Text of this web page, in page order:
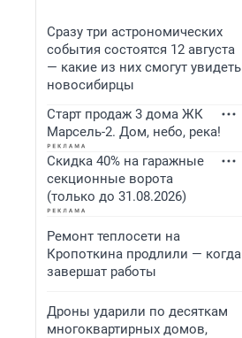
Сразу три астрономических
события состоятся 12 августа
— какие из них смогут увидеть
новосибирцы
Старт продаж 3 дома ЖК
Марсель-2. Дом, небо, река!
Скидка 40% на гаражные
секционные ворота
(только до 31.08.2026)
Ремонт теплосети на
Кропоткина продлили — когда
завершат работы
Дроны ударили по десяткам
многоквартирных домов,